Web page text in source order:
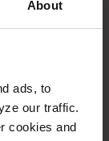
About
ads, to
our traffic.
cookies and